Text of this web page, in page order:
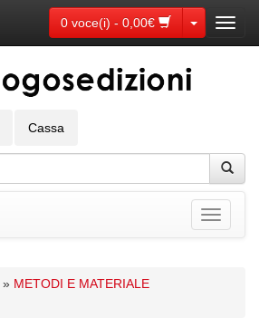
0 voce(i) - 0,00€ Toggle
Cassa
Toggle
» METODI E MATERIALE